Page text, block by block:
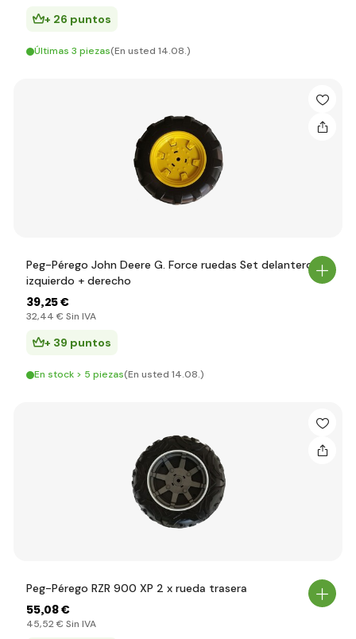
+ 26 puntos
Últimas 3 piezas(En usted 14.08.)
Peg-Pérego John Deere G. Force ruedas Set delantero,
izquierdo + derecho
39,25 €
32,44 € Sin IVA
+ 39 puntos
En stock > 5 piezas(En usted 14.08.)
Peg-Pérego RZR 900 XP 2 x rueda trasera
55,08 €
45,52 € Sin IVA